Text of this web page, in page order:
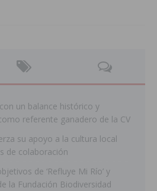
un balance histórico y
referente ganadero de la CV
su apoyo a la cultura local
de colaboración
de ‘Refluye Mi Río’ y
la Fundación Biodiversidad